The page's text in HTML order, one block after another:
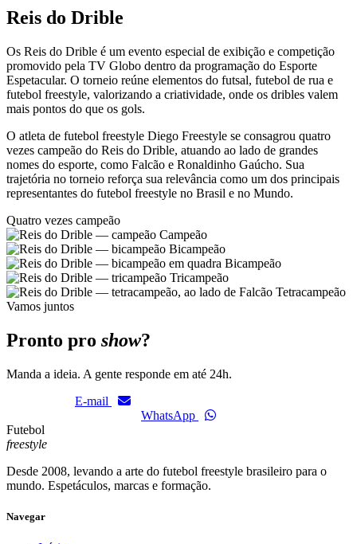
Reis do Drible
Os Reis do Drible é um evento especial de exibição e competição
promovido pela TV Globo dentro da programação do Esporte
Espetacular. O torneio reúne elementos do futsal, futebol de rua e
futebol freestyle, valorizando a criatividade, onde os dribles valem
mais pontos do que os gols.
O atleta de futebol freestyle Diego Freestyle se consagrou quatro
vezes campeão do Reis do Drible, atuando ao lado de grandes
nomes do esporte, como Falcão e Ronaldinho Gaúcho. Sua
trajetória no torneio reforça sua relevância como um dos principais
representantes do futebol freestyle no Brasil e no Mundo.
Quatro vezes campeão
Campeão
Bicampeão
Bicampeão
Tricampeão
Tetracampeão
Vamos juntos
Pronto pro show?
Manda a ideia. A gente responde em até 24h.
E-mail
WhatsApp
Futebol
freestyle
Desde 2008, levando a arte do futebol freestyle brasileiro para o
mundo. Espetáculos, marcas e formação.
Navegar